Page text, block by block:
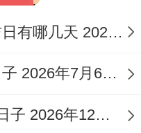
不察。常规凶日 必
说同月令相冲之
易招灾厄，2026年
2026年5月份装修黄道吉日有哪几天 2026年五月装修黄道吉日查询
2026年7月适合出行的日子 2026年7月6号适合出门吗
2026年12月提车最好的日子 2026年12月提车好日子查询